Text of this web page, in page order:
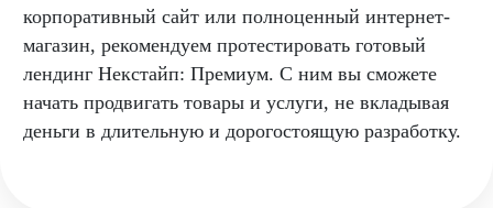
корпоративный сайт или полноценный интернет-
магазин, рекомендуем протестировать готовый
лендинг Некстайп: Премиум. С ним вы сможете
начать продвигать товары и услуги, не вкладывая
деньги в длительную и дорогостоящую разработку.